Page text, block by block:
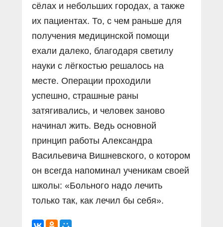
сёлах и небольших городах, а также
их пациентах. То, с чем раньше для
получения медицинской помощи
ехали далеко, благодаря светилу
науки с лёгкостью решалось на
месте. Операции проходили
успешно, страшные раны
затягивались, и человек заново
начинал жить. Ведь основной
принцип работы Александра
Васильевича Вишневского, о котором
он всегда напоминал ученикам своей
школы: «Больного надо лечить
только так, как лечил бы себя».